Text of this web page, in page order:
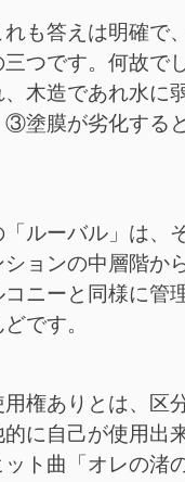
れも答えは明確
三つです。何故で
、木造であれ水
③塗膜が劣化する
「ルーバル」は
ョンの中層階か
ニーと同様に管
です。
用権ありとは、
的に自己が使用出
ト曲「オレの渚